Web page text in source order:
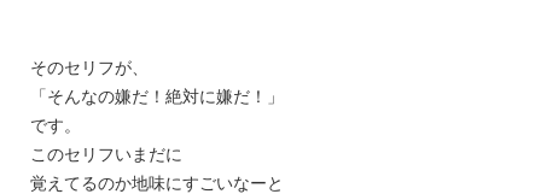
そのセリフが、
「そんなの嫌だ！絶対に嫌だ！」
です。
このセリフいまだに
覚えてるのか地味にすごいなーと